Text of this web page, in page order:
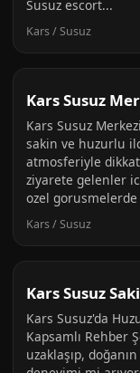
Susuz escort...
Kars / Susuz
Kars Susuz
Kars Susuz
sakin ve huzurlu
atmosferiyle
ziyarete gelenler
ozel
Kars / Susuz
Kars Susuz
Kars Susuz'da
Kapsamlı Rehber
uzaklaşıp,